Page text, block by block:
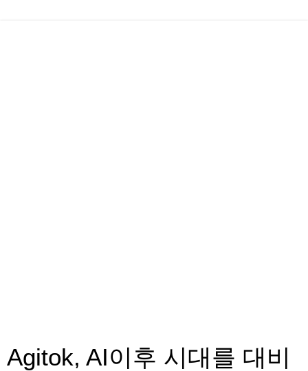
Agitok, AI이후 시대를 대비